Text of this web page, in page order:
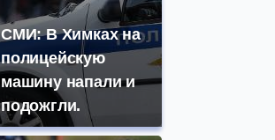
СМИ: В Химках на
полицейскую
машину напали и
подожгли.